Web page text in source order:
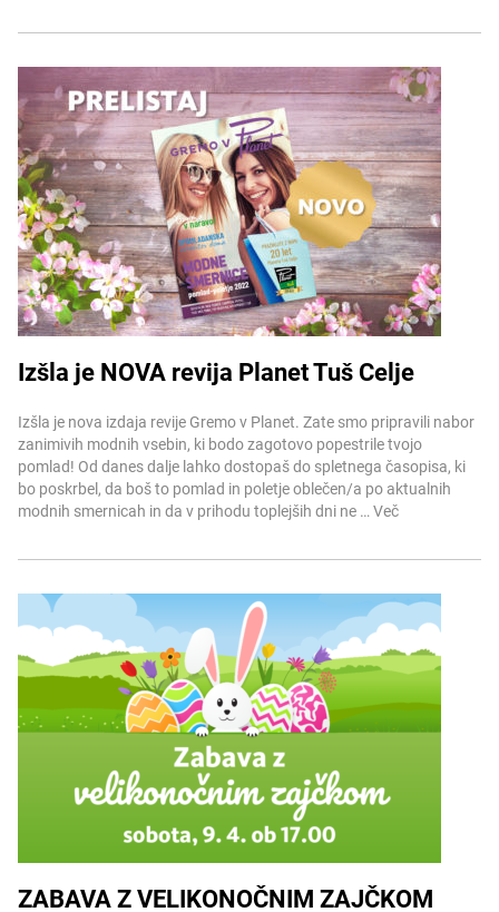
Izšla je NOVA revija Planet Tuš Celje
Izšla je nova izdaja revije Gremo v Planet. Zate smo pripravili nabor
zanimivih modnih vsebin, ki bodo zagotovo popestrile tvojo
pomlad! Od danes dalje lahko dostopaš do spletnega časopisa, ki
bo poskrbel, da boš to pomlad in poletje oblečen/a po aktualnih
modnih smernicah in da v prihodu toplejših dni ne … Več
ZABAVA Z VELIKONOČNIM ZAJČKOM